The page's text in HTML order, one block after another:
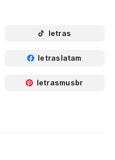
letras
letraslatam
letrasmusbr